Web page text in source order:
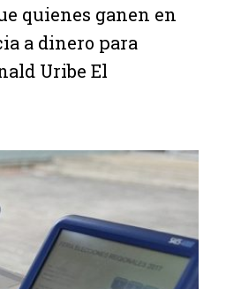
quienes ganen en
a dinero para
Uribe El